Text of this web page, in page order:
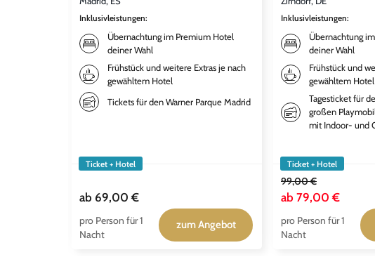
Inklusivleistungen:
Übernachtung im Premium Hotel
deiner Wahl
Frühstück und weitere Extras je nach
gewähltem Hotel
Tickets für den Warner Parque Madrid
Ticket + Hotel
ab 69,00 €
pro Person für 1
Nacht
zum Angebot
Inklusivleistungen:
Übernachtung
deiner Wahl
Frühstück und
gewähltem Hotel
Tagesticket für
großen
mit Indoor- und
Ticket + Hotel
99,00 €
ab 79,00 €
pro Person für 1
Nacht